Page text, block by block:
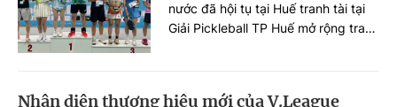
nước đã hội tụ tại Huế tranh tài tại
Giải Pickleball TP Huế mở rộng tranh
Nhận diện thương hiệu mới của V.League